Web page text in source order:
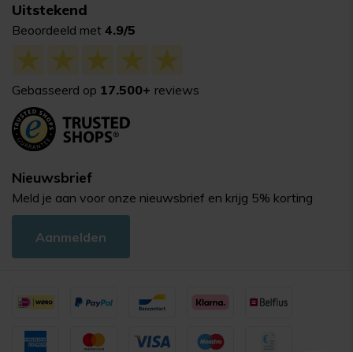
Uitstekend
Beoordeeld met 4.9/5
Gebasseerd op 17.500+ reviews
Nieuwsbrief
Meld je aan voor onze nieuwsbrief en krijg 5% korting
Aanmelden